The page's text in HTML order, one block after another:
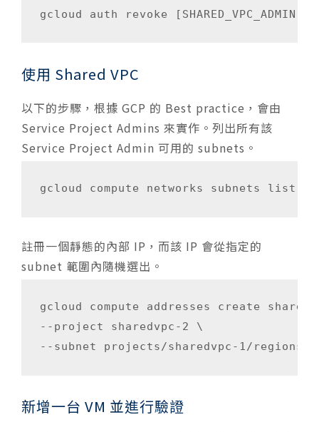
gcloud auth revoke [SHARED_VPC_ADMIN]
使用 Shared VPC
以下的步驟，根據 GCP 的 Best practice，會由
Service Project Admins 來實作。列出所有該
Service Project Admin 可用的 subnets。
gcloud compute networks subnets list-
註冊一個靜態的內部 IP，而該 IP 會從指定的
subnet 範圍內隨機選出。
gcloud compute addresses create
--project sharedvpc-2 \
--subnet projects/sharedvpc-1/regions/
新增一台 VM 並進行驗證